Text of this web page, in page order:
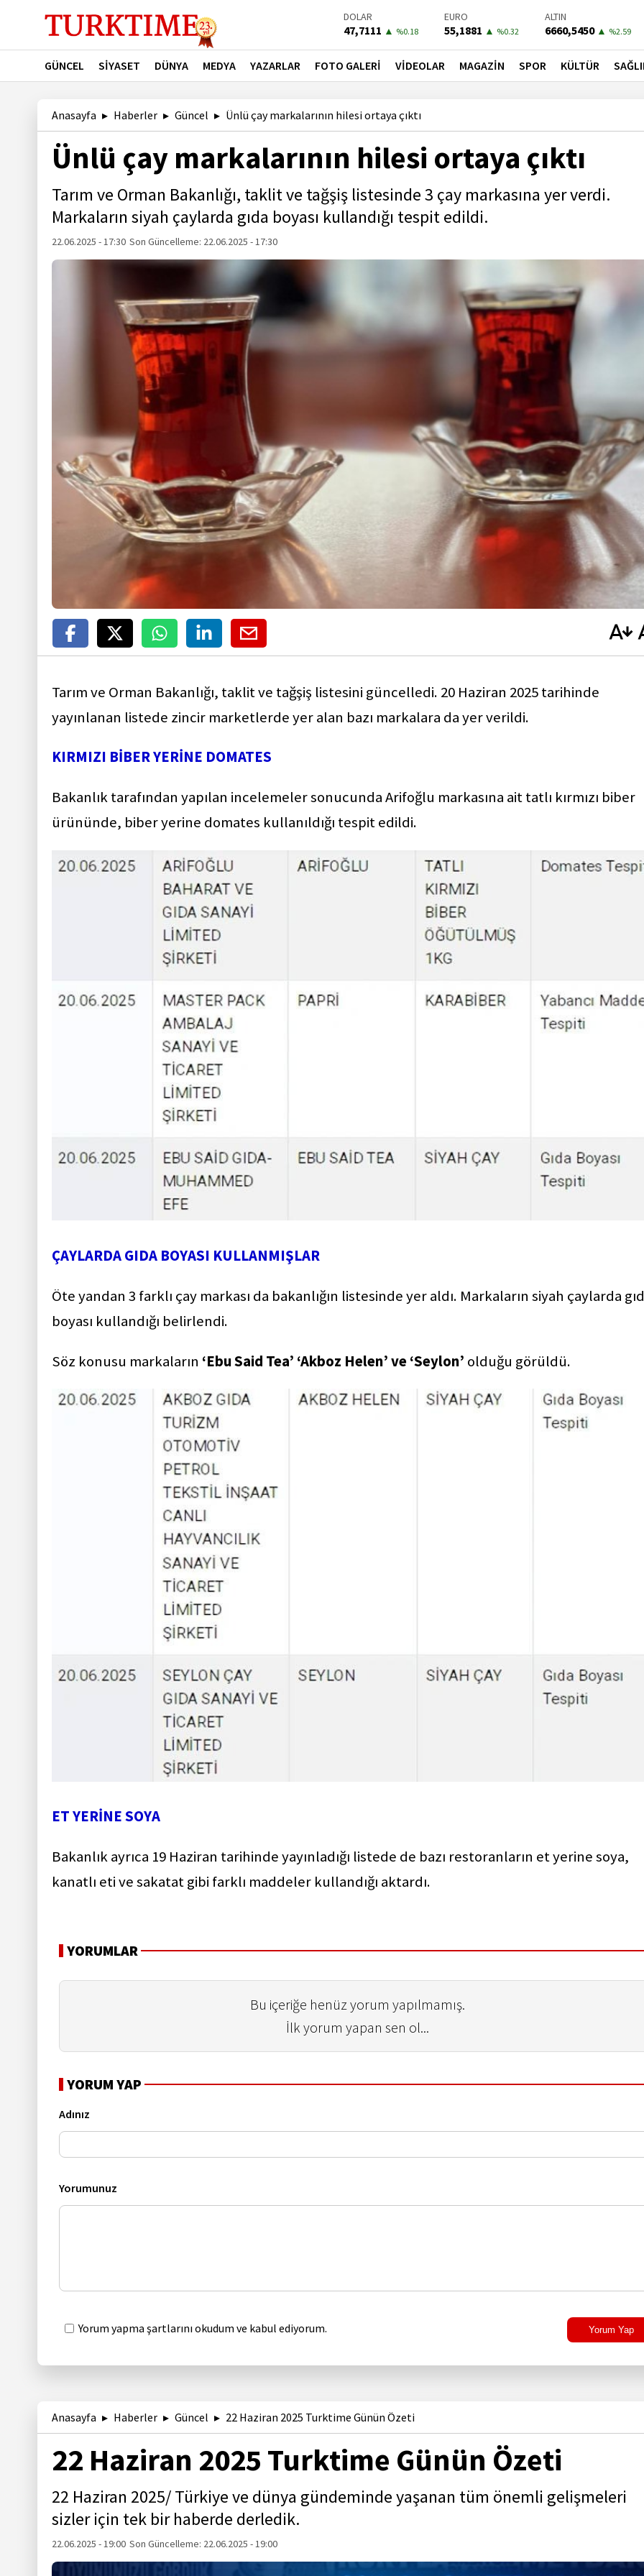
DOLAR
47,7111 ▲ %0.18
EURO
55,1881 ▲ %0.32
ALTIN
6660,5450 ▲ %2.59
BIST-100
13779,39 ▼ %-0.14
PETROL
81,4900▼ %-1.56
BONO
41,3000 ▼ %-0.55
GÜNCEL SİYASET DÜNYA MEDYA YAZARLAR FOTO GALERİ VİDEOLAR MAGAZİN SPOR KÜLTÜR
Anasayfa Haberler Güncel Ünlü çay markalarının hilesi ortaya çıktı
Ünlü çay markalarının hilesi ortaya çıktı
Tarım ve Orman Bakanlığı, taklit ve tağşiş listesinde 3 çay markasına yer verdi.
Markaların siyah çaylarda gıda boyası kullandığı tespit edildi.
22.06.2025 - 17:30 Son Güncelleme: 22.06.2025 - 17:30
Tarım ve Orman Bakanlığı, taklit ve tağşiş listesini güncelledi. 20 Haziran 2025 tarihinde
yayınlanan listede zincir marketlerde yer alan bazı markalara da yer verildi.
KIRMIZI BİBER YERİNE DOMATES
Bakanlık tarafından yapılan incelemeler sonucunda Arifoğlu markasına ait tatlı kırmızı biber
ürününde, biber yerine domates kullanıldığı tespit edildi.
ÇAYLARDA GIDA BOYASI KULLANMIŞLAR
Öte yandan 3 farklı çay markası da bakanlığın listesinde yer aldı. Markaların siyah çaylarda
boyası kullandığı belirlendi.
Söz konusu markaların ‘Ebu Said Tea’ ‘Akboz Helen’ ve ‘Seylon’ olduğu görüldü.
ET YERİNE SOYA
Bakanlık ayrıca 19 Haziran tarihinde yayınladığı listede de bazı restoranların et yerine soya,
kanatlı eti ve sakatat gibi farklı maddeler kullandığı aktardı.
YORUMLAR
Bu içeriğe henüz yorum yapılmamış.
İlk yorum yapan sen ol...
YORUM YAP
Adınız
Yorumunuz
Yorum yapma şartlarını okudum ve kabul ediyorum. Yorum Yap
Anasayfa Haberler Güncel 22 Haziran 2025 Turktime Günün Özeti
22 Haziran 2025 Turktime Günün Özeti
22 Haziran 2025/ Türkiye ve dünya gündeminde yaşanan tüm önemli gelişmeleri
sizler için tek bir haberde derledik.
22.06.2025 - 19:00 Son Güncelleme: 22.06.2025 - 19:00